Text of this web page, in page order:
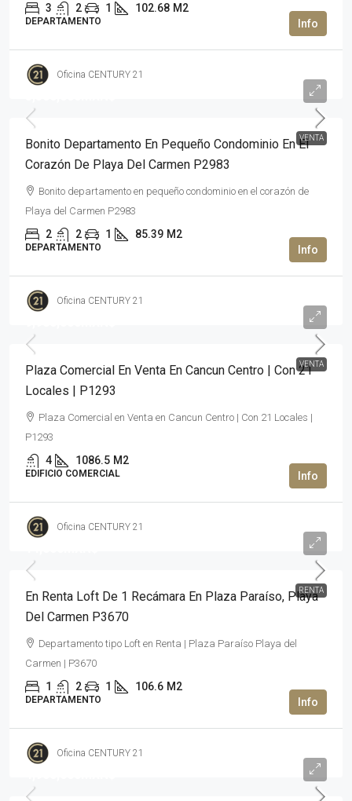
3 2 1 102.68 M2
DEPARTAMENTO
Oficina CENTURY 21
VENTA
Bonito Departamento En Pequeño Condominio En El
Corazón De Playa Del Carmen P2983
Bonito departamento en pequeño condominio en el corazón de
Playa del Carmen P2983
2 2 1 85.39 M2
DEPARTAMENTO
Oficina CENTURY 21
VENTA
Plaza Comercial En Venta En Cancun Centro | Con 21
Locales | P1293
Plaza Comercial en Venta en Cancun Centro | Con 21 Locales |
P1293
4 1086.5 M2
EDIFICIO COMERCIAL
Oficina CENTURY 21
RENTA
En Renta Loft De 1 Recámara En Plaza Paraíso, Playa
Del Carmen P3670
Departamento tipo Loft en Renta | Plaza Paraíso Playa del
Carmen | P3670
1 2 1 106.6 M2
DEPARTAMENTO
Oficina CENTURY 21